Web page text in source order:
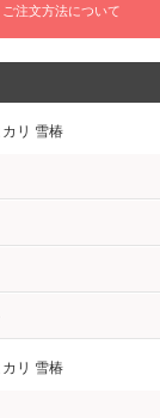
ご注文方法について
カリ 雪椿
カリ 雪椿